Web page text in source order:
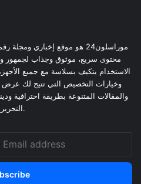
موراسلون24 هو موقع إخباري
محتوى سريع، موثوق وجذاب لجمهور
الاستخدام يتكيف بسلاسة مع جميع
وخيارات التخصيص التي تتيح لك عرض
والمقالات المتنوعة بطريقة احترافية
التحريرية.